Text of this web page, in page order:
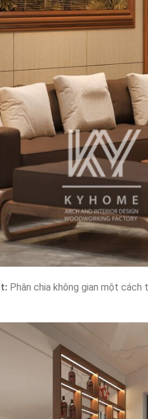
Phân chia không gian một cách